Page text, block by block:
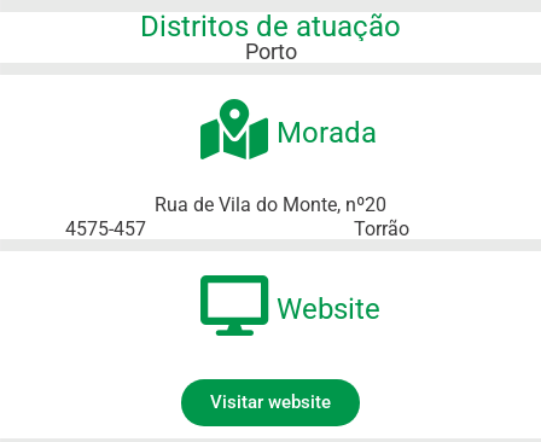
Distritos de atuação
Porto
Morada
Rua de Vila do Monte, nº20
4575-457
Torrão
Website
Visitar website